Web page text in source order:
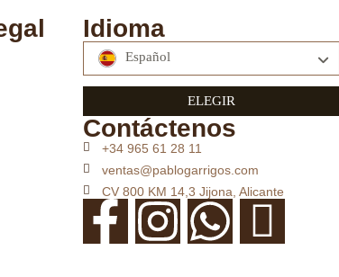
Idioma
Español
ELEGIR
Contáctenos
+34 965 61 28 11
ventas@pablogarrigos.com
CV 800 KM 14,3 Jijona, Alicante